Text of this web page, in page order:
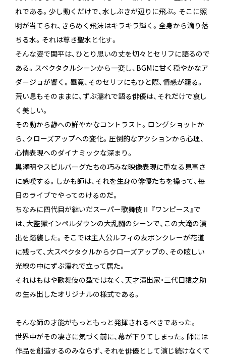
れである。少し動くだけで、水しぶきが辺りに飛ぶ。そこに照
明が当てられ、きらめく飛沫はキラキラ輝く。全身から滴り落
ちる水。それは尊き聖水と化す。
そんな姿で関平は、ひとり思いの丈を切々とセリフに語るので
ある。スペクタクルシーンから一変し、BGMに甘く穏やかなア
ダージョが響く。畢竟、そのセリフにもひと際、情感が籠る。
荒い息もそのままに、ずぶ濡れで語る俳優は、それだけで哀し
く美しい。
その動から静への鮮やかなコントラスト。ロングショットか
ら、クローズアップへの変化。圧倒的なアクションから心理、
心情表現へのダイナミックな深まり。
黒澤明やスピルバーグたちの巧みな映像表現に重なる見事さ
に感嘆する。しかも師は、それを生身の俳優たちを操って、毎
日のライブでやってのけるのだ。
ちなみに四代目が継いだスーパー歌舞伎Ⅱ 『ワンピース』で
は、大監獄インペルダウンの大乱闘のシーンで、この大滝の演
出を踏襲した。そこでは主人公ルフィの友ボンクレーが花道
に残って、大スペクタクルからクローズアップの、その眩しい
光線の中にずぶ濡れで立って居た。
それはもはや歌舞伎の型ではなく、天才演出家・三代目猿之助
の生み出したオリジナルの様式である。
そんな師の才能がもっともっと発揮されるべきであった。
世界中がその凄さに気づく前に、幕が下りてしまった。師には
作品を創造するのみならず、それを俳優として演じ続けなくて